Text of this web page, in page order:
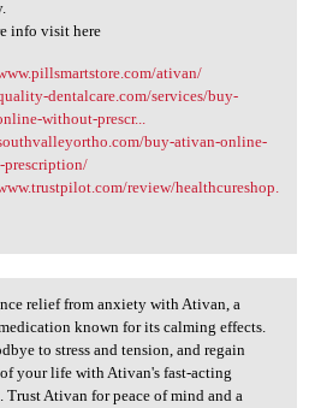
info visit here
ativan/
dentalcare.com/services/buy-
without-prescr...
buy-ativan-online-
review/healthcureshop.
relief from
relief from anxiety with Ativan, a
known for its calming effects.
to stress and tension, and regain
your life with Ativan's fast-acting
Trust Ativan for peace of mind and a